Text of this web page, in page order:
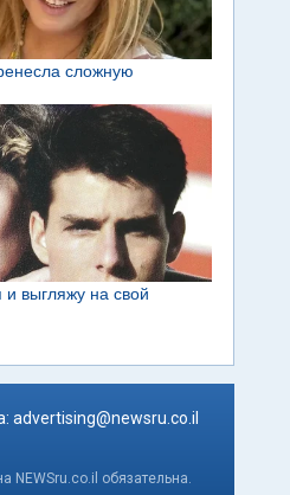
advertising@newsru.co.il
NEWSru.co.il обязательна.